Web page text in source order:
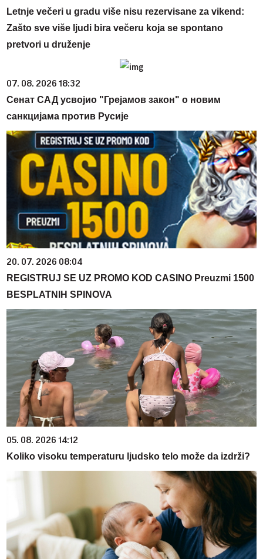
Letnje večeri u gradu više nisu rezervisane za vikend:
Zašto sve više ljudi bira večeru koja se spontano
pretvori u druženje
07. 08. 2026 18:32
Сенат САД усвојио "Грејамов закон" о новим
санкцијама против Русије
20. 07. 2026 08:04
REGISTRUJ SE UZ PROMO KOD CASINO Preuzmi 1500
BESPLATNIH SPINOVA
05. 08. 2026 14:12
Koliko visoku temperaturu ljudsko telo može da izdrži?